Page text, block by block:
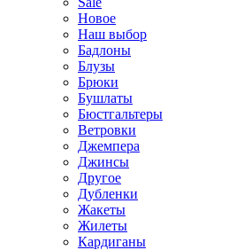
Новое
Наш выбор
Бадлоны
Блузы
Брюки
Бушлаты
Бюстгальтеры
Ветровки
Джемпера
Джинсы
Другое
Дубленки
Жакеты
Жилеты
Кардиганы